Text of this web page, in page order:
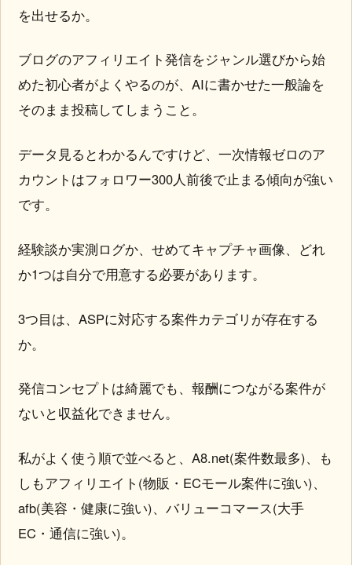
を出せるか。
ブログのアフィリエイト発信をジャンル選びから始
めた初心者がよくやるのが、AIに書かせた一般論を
そのまま投稿してしまうこと。
データ見るとわかるんですけど、一次情報ゼロのア
カウントはフォロワー300人前後で止まる傾向が強い
です。
経験談か実測ログか、せめてキャプチャ画像、どれ
か1つは自分で用意する必要があります。
3つ目は、ASPに対応する案件カテゴリが存在する
か。
発信コンセプトは綺麗でも、報酬につながる案件が
ないと収益化できません。
私がよく使う順で並べると、A8.net(案件数最多)、も
しもアフィリエイト(物販・ECモール案件に強い)、
afb(美容・健康に強い)、バリューコマース(大手
EC・通信に強い)。